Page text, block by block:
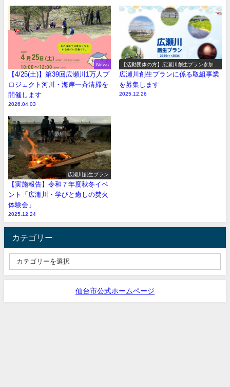
News
【4/25(土)】第39回広瀬川1万人プ
ロジェクト河川・海岸一斉清掃を
開催します
2026.04.03
【活動団体の方】広瀬川創生プラン参加事
業の募集
広瀬川創生プランに係る取組事業
を募集します
2025.12.26
広瀬川創生プラン
【実施報告】令和７年度秋冬イベ
ント「広瀬川・学びと癒しの焚火
体験会」
2025.12.24
カテゴリー
仙台市公式ホームページ